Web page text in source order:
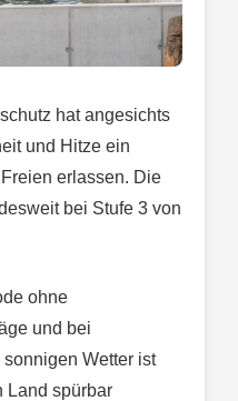
hat angesichts
und Hitze ein
erlassen. Die
bei Stufe 3 von
ohne
und bei
Wetter ist
Land spürbar